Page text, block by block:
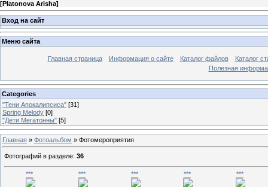
[Platonova Arisha]
Вход на сайт
Меню сайта
Главная страница Информация о сайте Каталог файлов
Каталог
Полезная
Categories
"Тени Апокалипсиса" [31]
Spring Melody [0]
"Дети Мегатонны" [5]
Главная » Фотоальбом » Фотомероприятия
Фотографий в разделе: 36
*** *** *** *** ***